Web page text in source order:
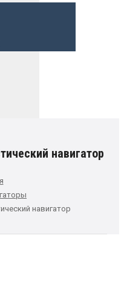
навигатор
навигатор